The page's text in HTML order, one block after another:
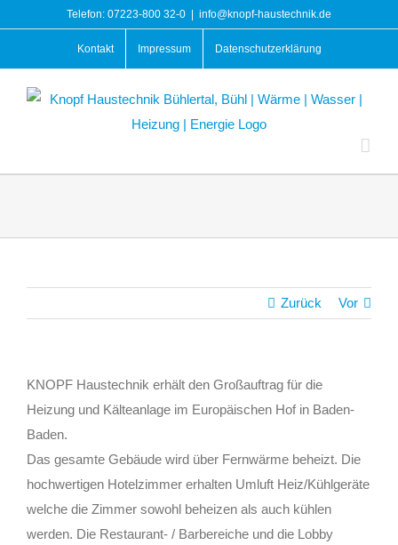
Telefon: 07223-800 32-0 info@knopf-haustechnik.de
Kontakt Impressum Datenschutzerklärung
Zurück Vor
KNOPF Haustechnik erhält den Großauftrag für die
Heizung und Kälteanlage im Europäischen Hof in Baden-
Baden.
Das gesamte Gebäude wird über Fernwärme beheizt. Die
hochwertigen Hotelzimmer erhalten Umluft Heiz/Kühlgeräte
welche die Zimmer sowohl beheizen als auch kühlen
werden. Die Restaurant- / Barbereiche und die Lobby